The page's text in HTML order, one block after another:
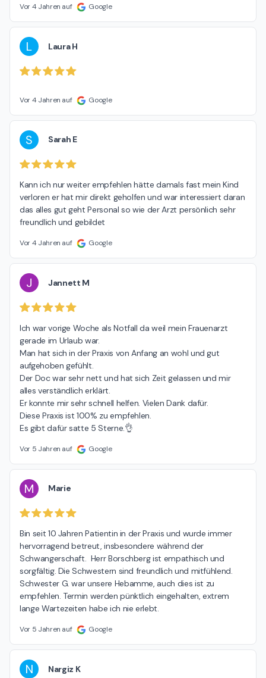
Vor 4 Jahren auf Google
L Laura H
Vor 4 Jahren auf Google
S Sarah E
Kann ich nur weiter empfehlen hätte damals fast mein Kind
verloren er hat mir direkt geholfen und war interessiert daran
das alles gut geht Personal so wie der Arzt persönlich sehr
freundlich und gebildet
Vor 4 Jahren auf Google
J Jannett M
Ich war vorige Woche als Notfall da weil mein Frauenarzt
gerade im Urlaub war.
Man hat sich in der Praxis von Anfang an wohl und gut
aufgehoben gefühlt.
Der Doc war sehr nett und hat sich Zeit gelassen und mir
alles verständlich erklärt.
Er konnte mir sehr schnell helfen. Vielen Dank dafür.
Diese Praxis ist 100% zu empfehlen.
Es gibt dafür satte 5 Sterne.👌
Vor 5 Jahren auf Google
M Marie
Bin seit 10 Jahren Patientin in der Praxis und wurde immer
hervorragend betreut, insbesondere während der
Schwangerschaft.  Herr Borschberg ist empathisch und
sorgfältig. Die Schwestern sind freundlich und mitfühlend.
Schwester G. war unsere Hebamme, auch dies ist zu
empfehlen. Termin werden pünktlich eingehalten, extrem
lange Wartezeiten habe ich nie erlebt.
Vor 5 Jahren auf Google
N Nargiz K